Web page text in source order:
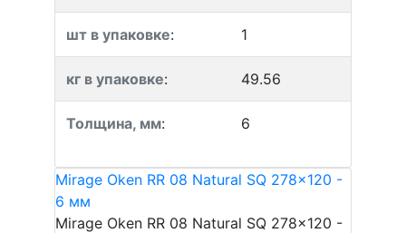
шт в упаковке: 1
кг в упаковке: 49.56
Толщина, мм: 6
Mirage Oken RR 08 Natural SQ 278x120 -
6 мм
Mirage Oken RR 08 Natural SQ 278x120 -